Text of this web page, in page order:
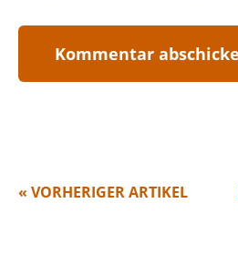
« VORHERIGER ARTIKEL